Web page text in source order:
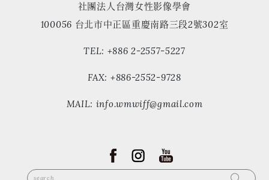
社團法人台灣女性影像學會
100056 台北市中正區重慶南路三段2號302室
TEL: +886 2-2557-5227
FAX: +886-2552-9728
MAIL: info.wmwiff@gmail.com